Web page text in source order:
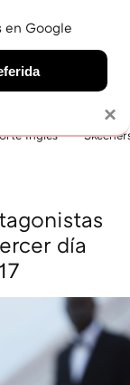
SNEAKERS
Inglés
día
×
en Google